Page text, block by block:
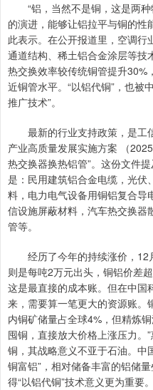
“铝，当然不是铜，这是两种
的演进，能够让铝拉平与铜的性
此表示。在公开报道里，空调
通道结构、稀土铝合金涂层等技
热交换效率较传统铜管提升30%
近铜管水平。“以铝代铜”，也被
推广技术”。
最新的行业支持政策，是工
产业高质量发展实施方案 （
热交换器换热铝管”。这份文件
是：民用建筑铝合金电缆，光伏
料，电力电气设备用铜铝复合导
信设施屏蔽材料，汽车热交换器
管等。
经历了今年的持续涨价，12
则是每吨2万元出头，铜铝价差
这是最直接的成本账。但在中国
来，需要算一笔更大的资源账。
内铜矿储量占全球4%，但精炼
囤铜，直接放大价格上涨压力。
铜，其战略意义不亚于石油。中
铜富铝”，相对储备丰富的铝储
得“以铝代铜”技术意义更为重要。